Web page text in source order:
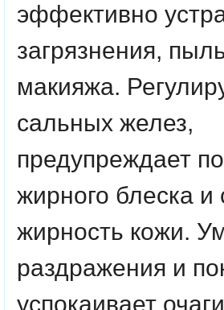
эффективно
загрязнения,
макияжа.
сальных желез,
предупреждает
жирного блеска и
жирность кожи.
раздражения и
успокаивает очаги